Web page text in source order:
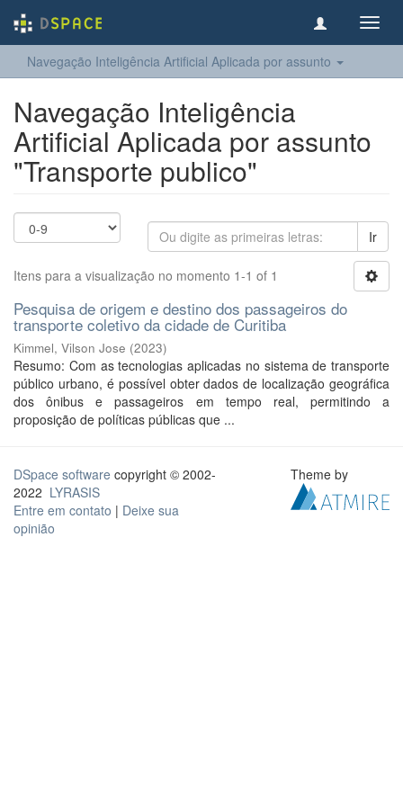
Navegação Inteligência Artificial Aplicada por assunto
Navegação Inteligência
Artificial Aplicada por assunto
"Transporte publico"
Ir
Itens para a visualização no momento 1-1 of 1
Pesquisa de origem e destino dos passageiros do
transporte coletivo da cidade de Curitiba
Kimmel, Vilson Jose (2023)
Resumo: Com as tecnologias aplicadas no sistema de transporte
público urbano, é possível obter dados de localização geográfica
dos ônibus e passageiros em tempo real, permitindo a
proposição de políticas públicas que ...
DSpace software copyright © 2002-
2022 LYRASIS
Entre em contato | Deixe sua
opinião
Theme by